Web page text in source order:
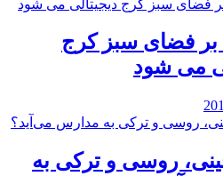
فضای سبز کرج
می شود
روسی و ترکی به